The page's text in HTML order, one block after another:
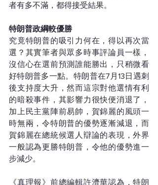
者有多不滿，都得接受結果。
特朗普政綱較優勝
究竟特朗普的吸引力何在，得以再次當
選？其實筆者與眾多時事評論員一樣，
沒信心在選前預測誰能勝出，只稍微看
好特朗普多一點。特朗普在7月13日遇刺
後支持度大升，然而這宗對他選情有利
的暗殺事件，其影響力很快便消退了，
加上民主黨陣前易帥，賀錦麗的風頭一
時無兩，令特朗普的優勢逐漸減退，而
賀錦麗在總統候選人辯論的表現，外界
一般認為更勝特朗普，令他的優勢進一
步減少。
《真理報》前總編輯許濟華認為，特朗